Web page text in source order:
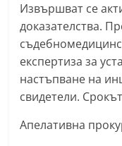
,
k
a
z
a
n
Извършват се
доказателства.
експертиза за
настъпване на
свидетели.
Апелативна